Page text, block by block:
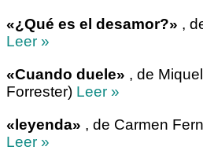
«¿Qué es el desamor?» ,
Leer »
«Cuando duele» , de
Forrester) Leer »
«leyenda» , de Carmen
Leer »